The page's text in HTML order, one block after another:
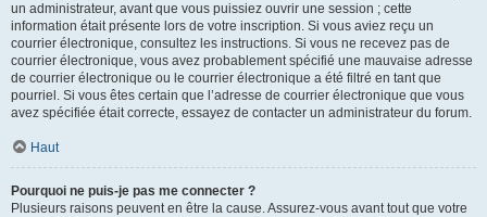
un administrateur, avant que vous puissiez ouvrir une session ; cette
information était présente lors de votre inscription. Si vous aviez reçu un
courrier électronique, consultez les instructions. Si vous ne recevez pas de
courrier électronique, vous avez probablement spécifié une mauvaise adresse
de courrier électronique ou le courrier électronique a été filtré en tant que
pourriel. Si vous êtes certain que l’adresse de courrier électronique que vous
avez spécifiée était correcte, essayez de contacter un administrateur du forum.
Haut
Pourquoi ne puis-je pas me connecter ?
Plusieurs raisons peuvent en être la cause. Assurez-vous avant tout que votre